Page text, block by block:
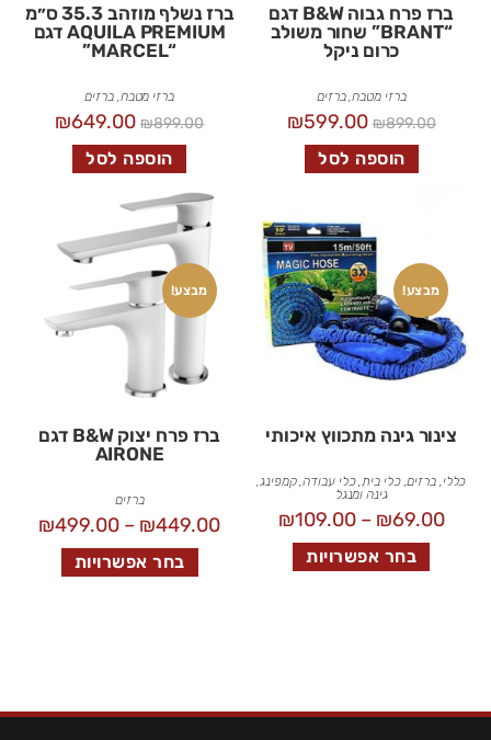
ברז פרח גבוה B&W דגם
“BRANT” שחור משולב
כרום ניקל
ברזי מטבח,ברזים
₪899.00
₪599.00
הוספה לסל
ברז נשלף מוזהב 35.3 ס״מ
AQUILA PREMIUM דגם
“MARCEL”
ברזי מטבח,ברזים
₪899.00
₪649.00
הוספה לסל
מבצע!
צינור גינה מתכווץ איכותי
כללי,ברזים,כלי בית,כלי עבודה,קמפינג,
גינה ומנגל
₪69.00
–
₪109.00
בחר אפשרויות
מבצע!
ברז פרח יצוק B&W דגם
AIRONE
ברזים
₪449.00
–
₪499.00
בחר אפשרויות